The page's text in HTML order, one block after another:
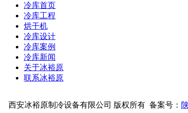
冷库首页
冷库工程
烘干机
冷库设计
冷库案例
冷库新闻
关于冰裕原
联系冰裕原
西安冰裕原制冷设备有限公司 版权所有 备案号：